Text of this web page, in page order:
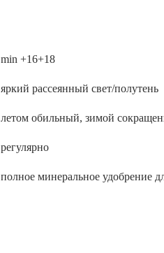
min +16+18
яркий рассеянный свет/полутень
летом обильный, зимой
регулярно
полное минеральное удобрение